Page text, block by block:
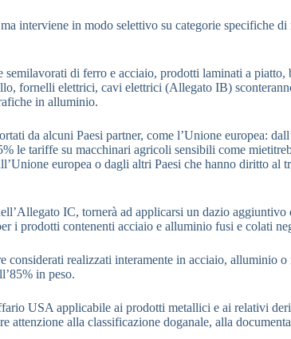
interviene in modo selettivo su categorie specifiche
di ferro e acciaio, prodotti laminati a
fornelli elettrici, cavi elettrici (Allegato IB)
in alluminio.
da alcuni Paesi partner, come l’Unione europea:
le tariffe su macchinari agricoli sensibili come
europea o dagli altri Paesi che hanno diritto al
IC, tornerà ad applicarsi un dazio
i prodotti contenenti acciaio e alluminio fusi e colati
realizzati interamente in acciaio, alluminio
in peso.
USA applicabile ai prodotti metallici e ai relativi
alla classificazione doganale, alla